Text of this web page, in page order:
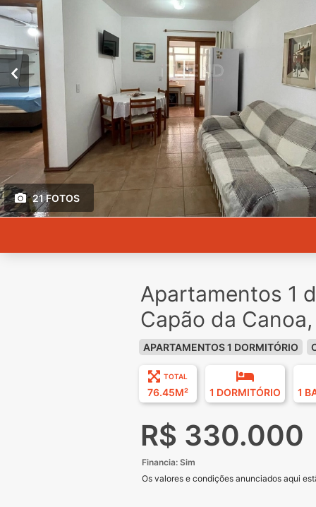
21 FOTOS
Apartamentos 1
Capão da
APARTAMENTOS 1 DORMITÓRIO
TOTAL
76.45M² 1 DORMITÓRIO 1
R$ 330.000
Financia: Sim
Os valores e condições anunciados aqui